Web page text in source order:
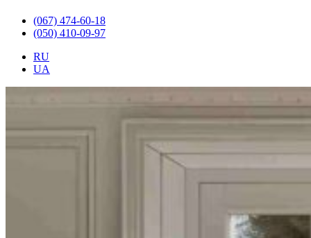
(067) 474-60-18
(050) 410-09-97
RU
UA